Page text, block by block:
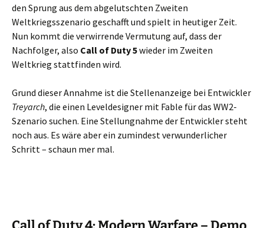
den Sprung aus dem abgelutschten Zweiten
Weltkriegsszenario geschafft und spielt in heutiger Zeit.
Nun kommt die verwirrende Vermutung auf, dass der
Nachfolger, also Call of Duty 5wieder im Zweiten
Weltkrieg stattfinden wird.
Grund dieser Annahme ist die Stellenanzeige bei Entwickler
Treyarch, die einen Leveldesigner mit Fable für das WW2-
Szenario suchen. Eine Stellungnahme der Entwickler steht
noch aus. Es wäre aber ein zumindest verwunderlicher
Schritt – schaun mer mal.